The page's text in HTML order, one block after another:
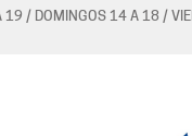
19 / DOMINGOS 14 A 18 /